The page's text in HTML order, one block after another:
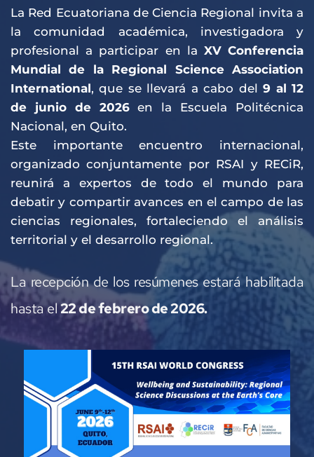
La Red Ecuatoriana de Ciencia Regional invita a
la comunidad académica, investigadora y
profesional a participar en la XV Conferencia
Mundial de la Regional Science Association
International, que se llevará a cabo del 9 al 12
de junio de 2026 en la Escuela Politécnica
Nacional, en Quito.
Este importante encuentro internacional,
organizado conjuntamente por RSAI y RECiR,
reunirá a expertos de todo el mundo para
debatir y compartir avances en el campo de las
ciencias regionales, fortaleciendo el análisis
territorial y el desarrollo regional.
La recepción de los resúmenes estará habilitada
hasta el 22 de febrero de 2026.